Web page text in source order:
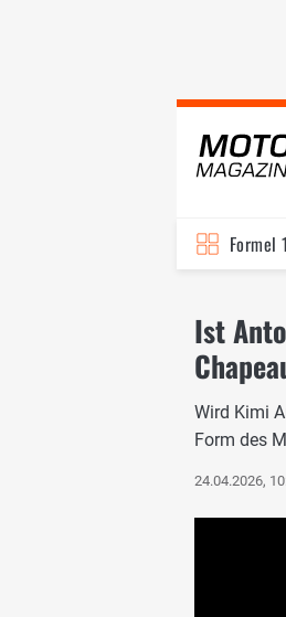
Formel 1
Ist
Wird Kimi
Form des
24.04.2026,